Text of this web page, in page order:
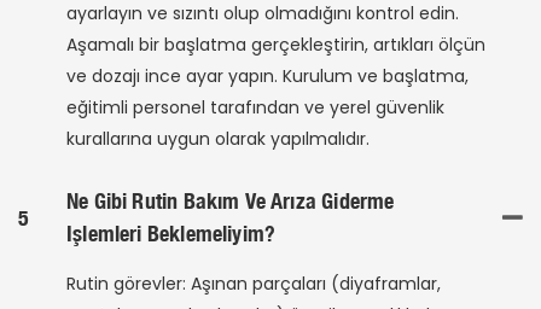
ayarlayın ve sızıntı olup olmadığını kontrol edin.
Aşamalı bir başlatma gerçekleştirin, artıkları ölçün
ve dozajı ince ayar yapın. Kurulum ve başlatma,
eğitimli personel tarafından ve yerel güvenlik
kurallarına uygun olarak yapılmalıdır.
5
Ne Gibi Rutin Bakım Ve Arıza Giderme
Işlemleri Beklemeliyim?
Rutin görevler: Aşınan parçaları (diyaframlar,